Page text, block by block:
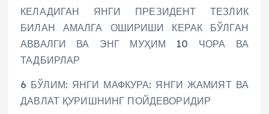
КЕЛАДИГАН ЯНГИ ПРЕЗИДЕНТ ТЕЗЛИК
БИЛАН АМАЛГА ОШИРИШИ КЕРАК БЎЛГАН
АВВАЛГИ ВА ЭНГ МУҲИМ 10 ЧОРА ВА
ТАДБИРЛАР
6 БЎЛИМ: ЯНГИ МАФКУРА: ЯНГИ ЖАМИЯТ ВА
ДАВЛАТ ҚУРИШНИНГ ПОЙДЕВОРИДИР